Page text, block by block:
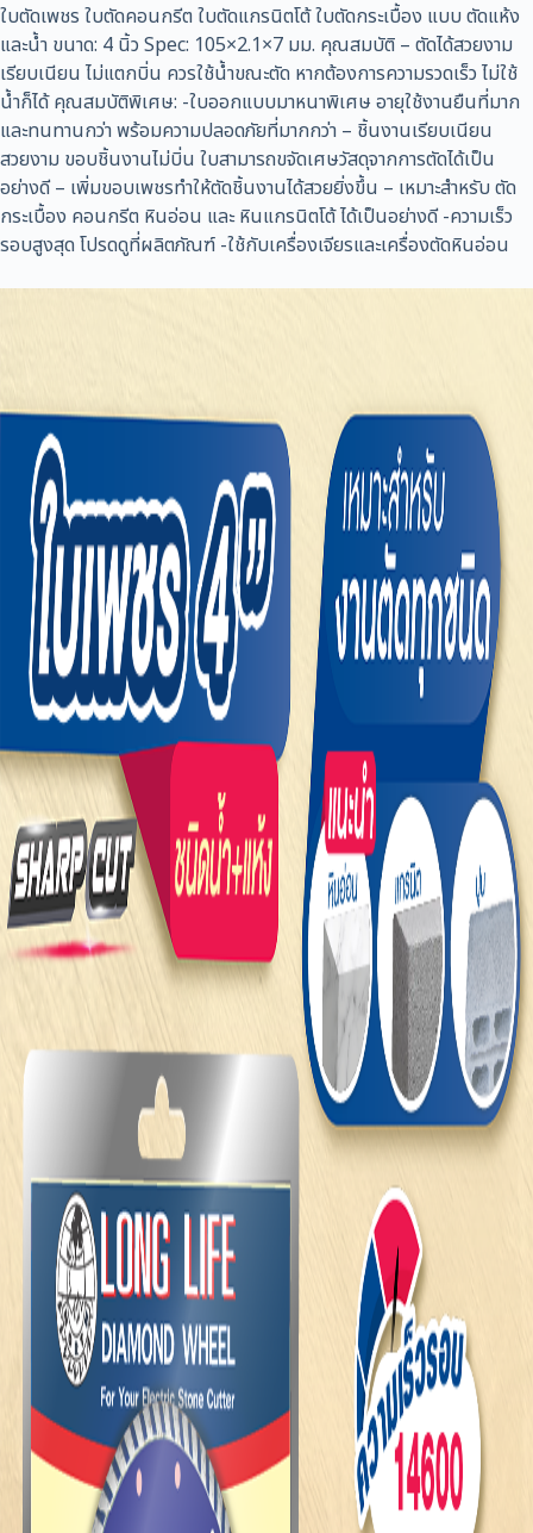
ใบตัดเพชร ใบตัดคอนกรีต ใบตัดแกรนิตโต้ ใบตัดกระเบื้อง แบบ ตัดแห้ง
และน้ำ ขนาด: 4 นิ้ว Spec: 105×2.1×7 มม. คุณสมบัติ – ตัดได้สวยงาม
เรียบเนียน ไม่แตกบิ่น ควรใช้น้ำขณะตัด หากต้องการความรวดเร็ว ไม่ใช้
น้ำก็ได้ คุณสมบัติพิเศษ: -ใบออกแบบมาหนาพิเศษ อายุใช้งานยืนที่มาก
และทนทานกว่า พร้อมความปลอดภัยที่มากกว่า – ชิ้นงานเรียบเนียน
สวยงาม ขอบชิ้นงานไม่บิ่น ใบสามารถขจัดเศษวัสดุจากการตัดได้เป็น
อย่างดี – เพิ่มขอบเพชรทำให้ตัดชิ้นงานได้สวยยิ่งขึ้น – เหมาะสำหรับ ตัด
กระเบื้อง คอนกรีต หินอ่อน และ หินแกรนิตโต้ ได้เป็นอย่างดี -ความเร็ว
รอบสูงสุด โปรดดูที่ผลิตภัณฑ์ -ใช้กับเครื่องเจียรและเครื่องตัดหินอ่อน